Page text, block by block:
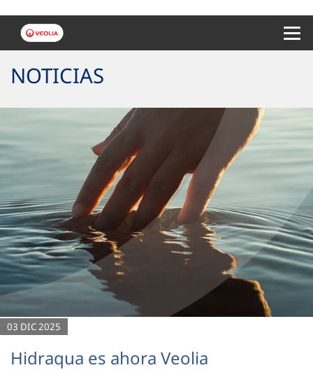
NOTICIAS
03 DIC 2025
Hidraqua es ahora Veolia